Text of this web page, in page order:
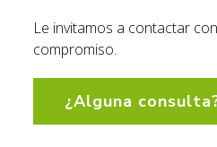
Le invitamos a contactar
compromiso.
¿Alguna